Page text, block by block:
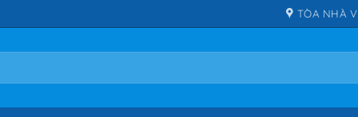
TÒA NHÀ